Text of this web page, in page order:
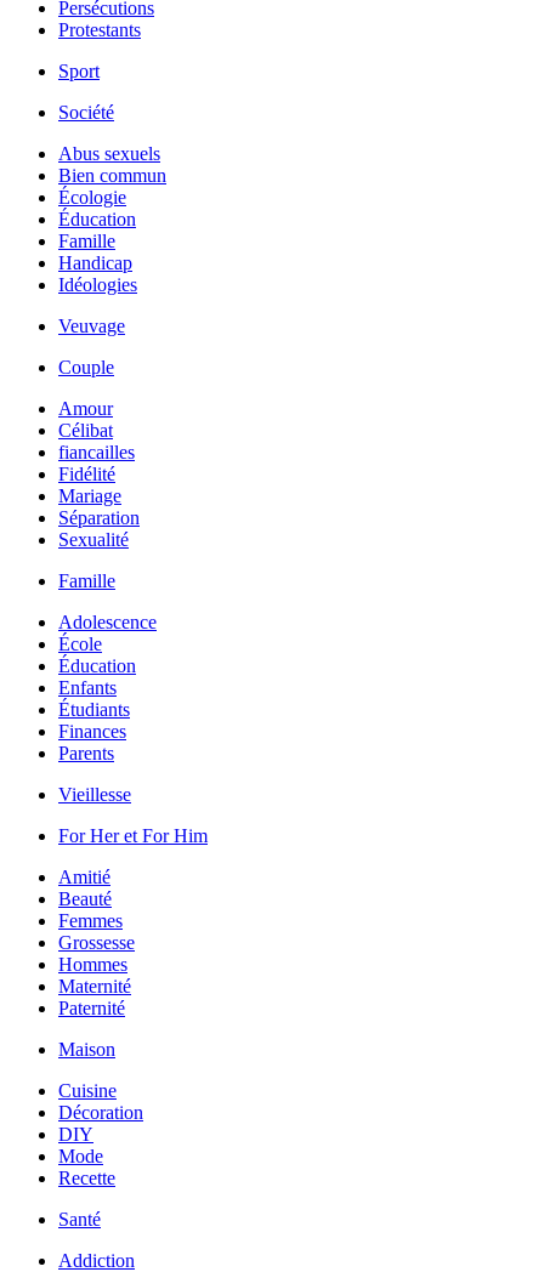
Persécutions
Protestants
Sport
Société
Abus sexuels
Bien commun
Écologie
Éducation
Famille
Handicap
Idéologies
Veuvage
Couple
Amour
Célibat
fiancailles
Fidélité
Mariage
Séparation
Sexualité
Famille
Adolescence
École
Éducation
Enfants
Étudiants
Finances
Parents
Vieillesse
For Her et For Him
Amitié
Beauté
Femmes
Grossesse
Hommes
Maternité
Paternité
Maison
Cuisine
Décoration
DIY
Mode
Recette
Santé
Addiction